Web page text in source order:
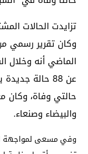
تزايدت الحالات
عن 88 حالة
حالتي وفاة،
والبيضاء وصنعاء.
وفي مسعى لمواجهة